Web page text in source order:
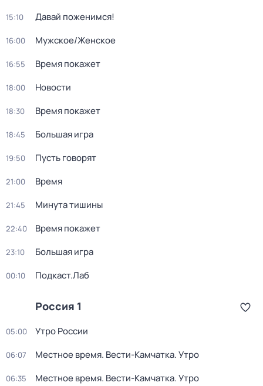
15:10 Давай поженимся!
16:00 Мужское/Женское
16:55 Время покажет
18:00 Новости
18:30 Время покажет
18:45 Большая игра
19:50 Пусть говорят
21:00 Время
21:45 Минута тишины
22:40 Время покажет
23:10 Большая игра
00:10 Подкаст.Лаб
Россия 1
05:00 Утро России
06:07 Местное время. Вести-Камчатка. Утро
06:35 Местное время. Вести-Камчатка. Утро